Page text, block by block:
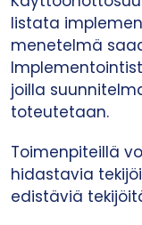
listata
menetelmä
joilla
toteutetaan.
Toimenpiteillä
hidastavia
edistäviä